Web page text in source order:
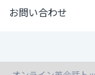
お問い合わせ